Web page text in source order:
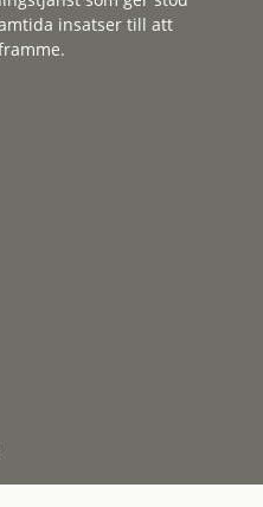
insatser till att